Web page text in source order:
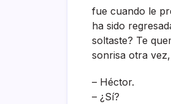
fue cuando le
ha sido
soltaste? Te
sonrisa otra
– Héctor.
– ¿Sí­?